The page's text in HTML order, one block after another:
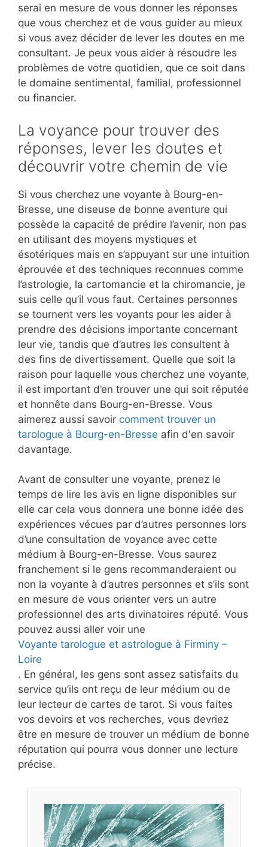
serai en mesure de vous donner les réponses
que vous cherchez et de vous guider au mieux
si vous avez décider de lever les doutes en me
consultant. Je peux vous aider à résoudre les
problèmes de votre quotidien, que ce soit dans
le domaine sentimental, familial, professionnel
ou financier.
La voyance pour trouver des
réponses, lever les doutes et
découvrir votre chemin de vie
Si vous cherchez une voyante à Bourg-en-
Bresse, une diseuse de bonne aventure qui
possède la capacité de prédire l’avenir, non pas
en utilisant des moyens mystiques et
ésotériques mais en s’appuyant sur une intuition
éprouvée et des techniques reconnues comme
l’astrologie, la cartomancie et la chiromancie, je
suis celle qu’il vous faut. Certaines personnes
se tournent vers les voyants pour les aider à
prendre des décisions importante concernant
leur vie, tandis que d’autres les consultent à
des fins de divertissement. Quelle que soit la
raison pour laquelle vous cherchez une voyante,
il est important d’en trouver une qui soit réputée
et honnête dans Bourg-en-Bresse. Vous
aimerez aussi savoir comment trouver un
tarologue à Bourg-en-Bresse afin d'en savoir
davantage.
Avant de consulter une voyante, prenez le
temps de lire les avis en ligne disponibles sur
elle car cela vous donnera une bonne idée des
expériences vécues par d’autres personnes lors
d’une consultation de voyance avec cette
médium à Bourg-en-Bresse. Vous saurez
franchement si le gens recommanderaient ou
non la voyante à d’autres personnes et s’ils sont
en mesure de vous orienter vers un autre
professionnel des arts divinatoires réputé. Vous
pouvez aussi aller voir une
Voyante tarologue et astrologue à Firminy –
Loire
. En général, les gens sont assez satisfaits du
service qu’ils ont reçu de leur médium ou de
leur lecteur de cartes de tarot. Si vous faites
vos devoirs et vos recherches, vous devriez
être en mesure de trouver un médium de bonne
réputation qui pourra vous donner une lecture
précise.